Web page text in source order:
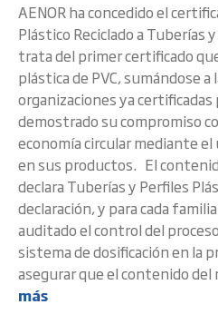
AENOR ha concedido el
Plástico Reciclado a Tuberías
trata del primer certificado
plástica de PVC, sumándose a
organizaciones ya certificadas
demostrado su compromiso
economía circular mediante el
en sus productos. El
declara Tuberías y Perfiles
declaración, y para cada
auditado el control del
sistema de dosificación en la
asegurar que el contenido del
más